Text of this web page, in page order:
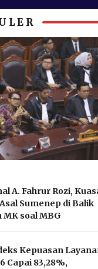
A. Fahrur Rozi,
Sumenep di Balik
MK soal MBG
Kepuasan
Capai 83,28%,